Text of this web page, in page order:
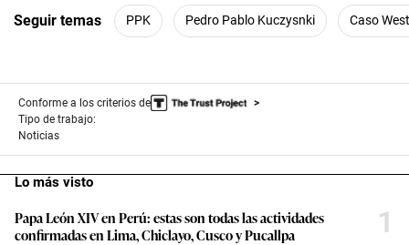
Seguir temas PPK Pedro Pablo Kuczysnki Caso
Conforme a los criterios de
Tipo de trabajo:
Noticias
Lo más visto
Papa León XIV en Perú: estas son todas las actividades
confirmadas en Lima, Chiclayo, Cusco y Pucallpa
1